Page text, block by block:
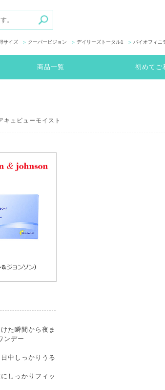
サイズ クーパービジョン デイリーズトータル1 バイオフィニ
商品一覧 初めてご
キュビューモイスト
た瞬間から夜ま
ンデー
中しっかりうる
しっかりフィッ